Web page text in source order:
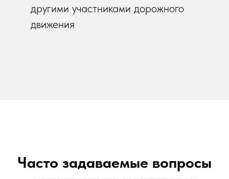
другими участниками дорожного
движения
Часто задаваемые вопросы